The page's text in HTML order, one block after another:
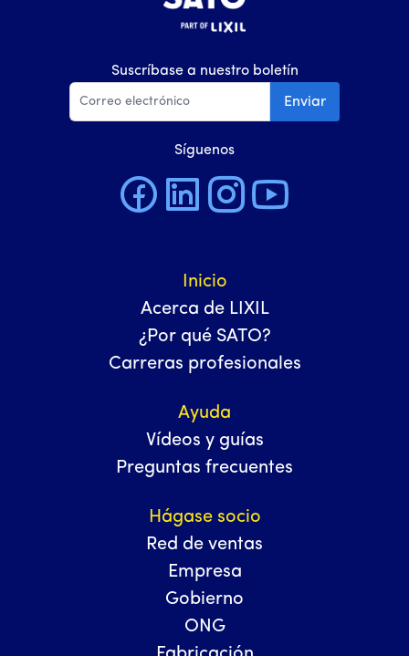
Suscríbase a nuestro boletín
Enviar
Síguenos
Inicio
Acerca de LIXIL
¿Por qué SATO?
Carreras profesionales
Ayuda
Vídeos y guías
Preguntas frecuentes
Hágase socio
Red de ventas
Empresa
Gobierno
ONG